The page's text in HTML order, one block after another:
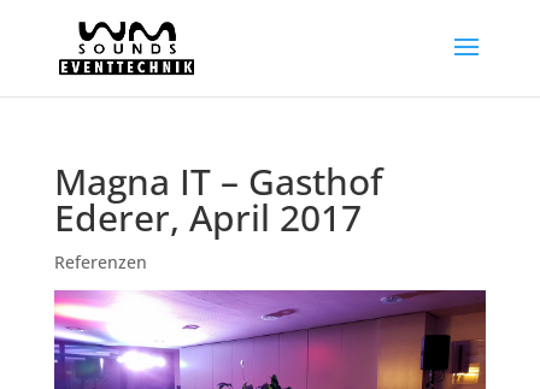
Magna IT – Gasthof
Ederer, April 2017
Referenzen